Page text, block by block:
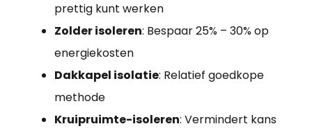
prettig kunt werken
Zolder isoleren: Bespaar 25% – 30% op
energiekosten
Dakkapel isolatie: Relatief goedkope
methode
Kruipruimte-isoleren: Vermindert kans